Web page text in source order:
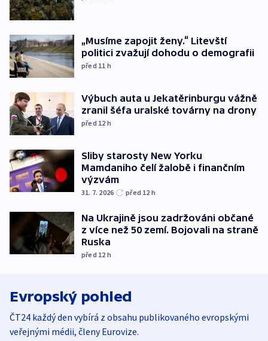
„Musíme zapojit ženy.“ Litevští
politici zvažují dohodu o demografii
před 11 h
Výbuch auta u Jekatěrinburgu vážně
zranil šéfa uralské továrny na drony
před 12 h
Sliby starosty New Yorku
Mamdaniho čelí žalobě i finančním
výzvám
31. 7. 2026 před 12 h
Na Ukrajině jsou zadržováni občané
z více než 50 zemí. Bojovali na straně
Ruska
před 12 h
Evropský pohled
ČT24 každý den vybírá z obsahu publikovaného evropskými
veřejnými médii, členy Eurovize.